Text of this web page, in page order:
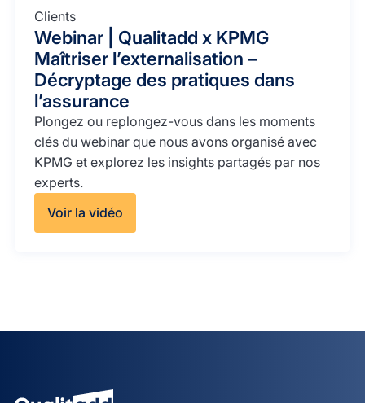
Clients
Webinar | Qualitadd x KPMG
Maîtriser l’externalisation –
Décryptage des pratiques dans
l’assurance
Plongez ou replongez-vous dans les moments
clés du webinar que nous avons organisé avec
KPMG et explorez les insights partagés par nos
experts.
Voir la vidéo